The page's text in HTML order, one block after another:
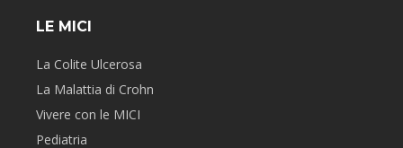
LE MICI
La Colite Ulcerosa
La Malattia di Crohn
Vivere con le MICI
Pediatria